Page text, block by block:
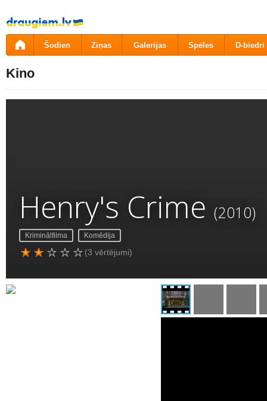
Pāriet
uz
saturu
Šodien Ziņas Galerijas Spēles D-biedri
Kino
Henry's Crime (2010)
Kriminālfilma Komēdija
(3 vērtējumi)